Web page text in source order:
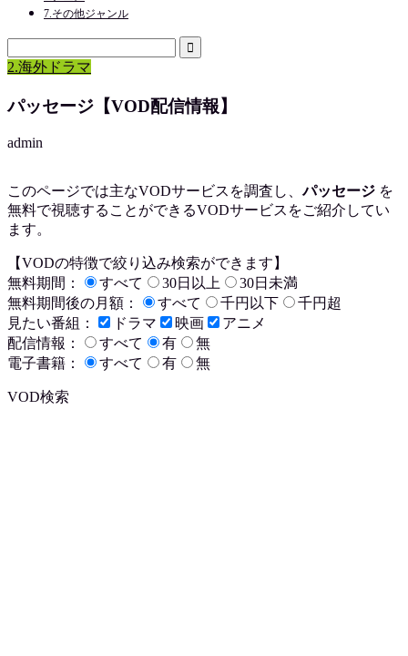
7.その他ジャンル
2.海外ドラマ
パッセージ【VOD配信情報】
admin
このページでは主なVODサービスを調査し、パッセージ を
無料で視聴することができるVODサービスをご紹介してい
ます。
【VODの特徴で絞り込み検索ができます】
無料期間：
すべて 30日以上
30日未満
無料期間後の月額：
すべて 千円以下
千円超
見たい番組：
ドラマ 映画
アニメ
配信情報：
すべて 有
無
電子書籍：
すべて 有 無
VOD検索